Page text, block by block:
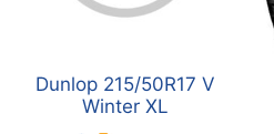
Dunlop 215/50R17 V
Winter XL